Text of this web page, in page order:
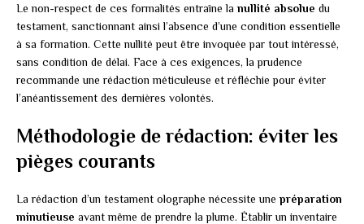
Le non-respect de ces formalités entraîne la nullité absolue du
testament, sanctionnant ainsi l’absence d’une condition essentielle
à sa formation. Cette nullité peut être invoquée par tout intéressé,
sans condition de délai. Face à ces exigences, la prudence
recommande une rédaction méticuleuse et réfléchie pour éviter
l’anéantissement des dernières volontés.
Méthodologie de rédaction: éviter les
pièges courants
La rédaction d’un testament olographe nécessite une préparation
minutieuse avant même de prendre la plume. Établir un inventaire